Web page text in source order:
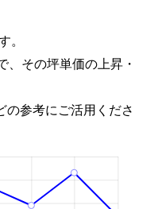
その坪単価の上昇・
参考にご活用くださ